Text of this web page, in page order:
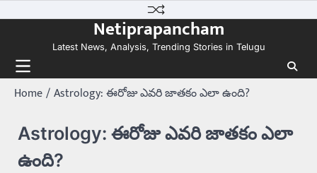
to
Netiprapancham
Latest News, Analysis, Trending Stories in Telugu
Home Astrology: ఈరోజు ఎవరి జాతకం ఎలా ఉంది?
Astrology: ఈరోజు ఎవరి జాతకం ఎలా
ఉంది?